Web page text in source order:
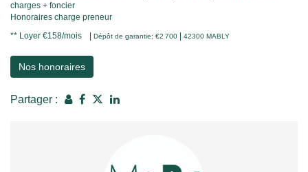
charges + foncier
Honoraires charge preneur
** Loyer €158/mois Dépôt de garantie: €2 700 42300 MABLY
Nos honoraires
Partager :